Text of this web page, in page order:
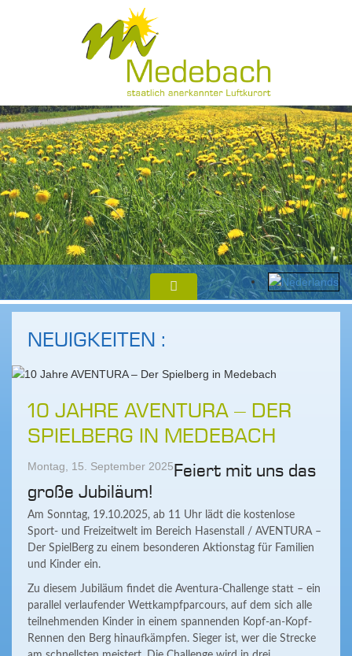
NEUIGKEITEN :
10 JAHRE AVENTURA – DER
SPIELBERG IN MEDEBACH
Montag, 15. September 2025Feiert mit uns das
große Jubiläum!
Am Sonntag, 19.10.2025, ab 11 Uhr lädt die kostenlose
Sport- und Freizeitwelt im Bereich Hasenstall / AVENTURA –
Der SpielBerg zu einem besonderen Aktionstag für Familien
und Kinder ein.
Zu diesem Jubiläum findet die Aventura-Challenge statt – ein
parallel verlaufender Wettkampfparcours, auf dem sich alle
teilnehmenden Kinder in einem spannenden Kopf-an-Kopf-
Rennen den Berg hinaufkämpfen. Sieger ist, wer die Strecke